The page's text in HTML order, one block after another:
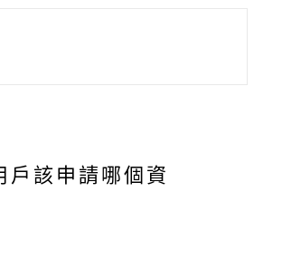
戶該申請哪個資